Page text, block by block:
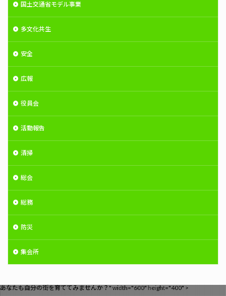
国土交通省モデル事業
多文化共生
安全
広報
役員会
活動報告
清掃
総会
総務
防災
集会所
あなたも自分の街を育ててみませんか？" width="600" height="400" >